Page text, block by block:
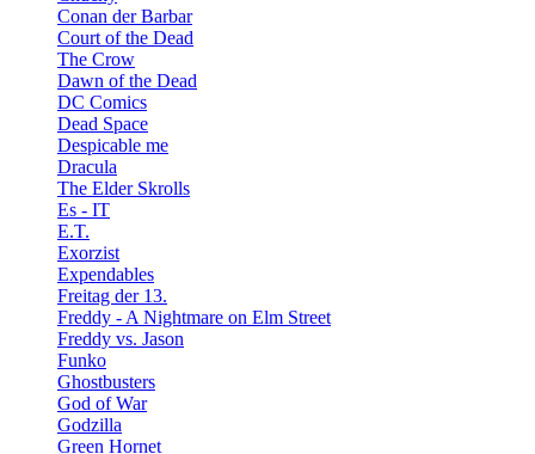
Conan der Barbar
Court of the Dead
The Crow
Dawn of the Dead
DC Comics
Dead Space
Despicable me
Dracula
The Elder Skrolls
Es - IT
E.T.
Exorzist
Expendables
Freitag der 13.
Freddy - A Nightmare on Elm Street
Freddy vs. Jason
Funko
Ghostbusters
God of War
Godzilla
Green Hornet